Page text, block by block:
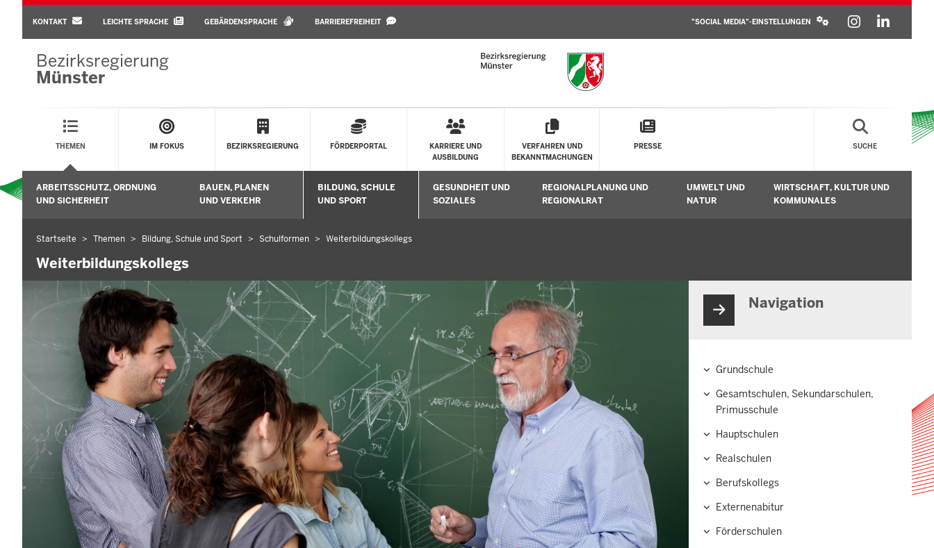
SPRACHEN
KONTAKT LEICHTE SPRACHE GEBÄRDENSPRACHE BARRIEREFREIHEIT
MEDIA
"SOCIAL MEDIA"-EINSTELLUNGEN
Bezirksregierung
Münster
THEMEN IM FOKUS BEZIRKSREGIERUNG FÖRDERPORTAL
KARRIERE UND
AUSBILDUNG
VERFAHREN UND
BEKANNTMACHUNGEN
PRESSE SUCHE
ARBEITSSCHUTZ, ORDNUNG
UND SICHERHEIT
Untermenü öffnen
BAUEN, PLANEN
UND VERKEHR
Untermenü öffnen
BILDUNG, SCHULE
UND SPORT
Untermenü öffnen
GESUNDHEIT UND
SOZIALES
Untermenü öffnen
REGIONALPLANUNG UND
REGIONALRAT
Untermenü öffnen
UMWELT UND
NATUR
Untermenü öffnen
WIRTSCHAFT, KULTUR UND
KOMMUNALES
Sie
befinden
Startseite Themen Bildung, Schule und Sport Schulformen Weiterbildungskollegs
Weiterbildungskollegs
Navigation
Grundschule
Gesamtschulen, Sekundarschulen,
Primusschule
Hauptschulen
Realschulen
Berufskollegs
Externenabitur
Förderschulen